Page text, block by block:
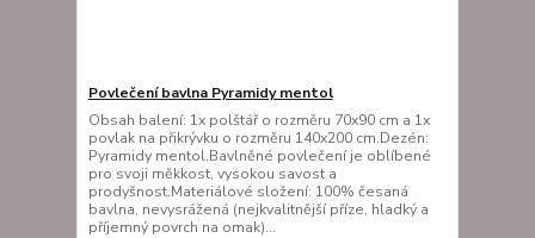
Povlečení bavlna Pyramidy mentol
Obsah balení: 1x polštář o rozměru 70x90 cm a 1x
povlak na přikrývku o rozměru 140x200 cm.Dezén:
Pyramidy mentol.Bavlněné povlečení je oblíbené
pro svoji měkkost, vysokou savost a
prodyšnost.Materiálové složení: 100% česaná
bavlna, nevysrážená (nejkvalitnější příze, hladký a
příjemný povrch na omak)...